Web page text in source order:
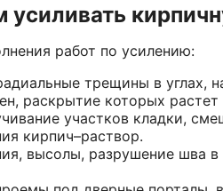
усиливать
работ по усилению:
трещины в углах,
раскрытие которых
участков кладки,
кирпич–раствор.
высолы, разрушение шва